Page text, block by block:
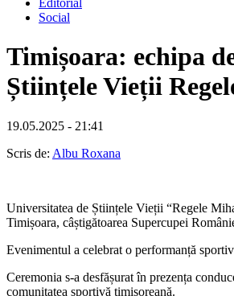
Editorial
Social
Timișoara: echipa
Științele Vieții
19.05.2025 - 21:41
Scris de: Albu Roxana
Universitatea de Științele Vieții “Regele
Timișoara, câștigătoarea Supercupei
Evenimentul a celebrat o performanță
Ceremonia s-a desfășurat în prezența
comunitatea sportivă timișoreană.